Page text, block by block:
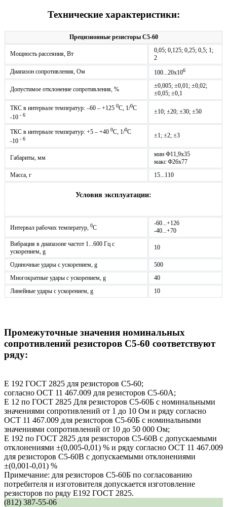
Технические характеристики:
Прецизионные резисторы С5-60
Мощность рассеяния, Вт
0,05; 0,125; 0,25; 0,5; 1;
2
Диапазон сопротивления, Ом
100...20х106
Допустимое отклонение сопротивления, %
±0,005; ±0,01; ±0,02;
±0,05; ±0,1
ТКС в интервале температур: –60 – +125 0С, 1/0C
-10 - 6 ±10; ±20; ±30; ±50
ТКС в интервале температур: +5 – +40 0С, 1/0C
-10 - 6 ±1; ±2; ±3
Габариты, мм
мин Ф11,9х35
макс Ф26х77
Масса, г
15...110
Условия эксплуатации:
Интервал рабочих температур, 0С
-60...+126
-40...+70
Вибрация в диапазоне частот 1...600 Гц с
ускорением, g
10
Одиночные удары с ускорением, g
500
Многократные удары с ускорением, g
40
Линейные удары с ускорением, g
10
Промежуточные значения номинальных
сопротивлений резисторов С5-60 cоответствуют
ряду:
Е 192 ГОСТ 2825 для резисторов С5-60;
согласно ОСТ 11 467.009 для резисторов С5-60А;
Е 12 по ГОСТ 2825 Для резисторов С5-60Б с номинальными
значениями сопротивлений от 1 до 10 Ом и ряду согласно
ОСТ 11 467.009 для резисторов С5-60Б с номинальными
значениями сопротивлений от 10 до 50 000 Ом;
Е 192 по ГОСТ 2825 для резисторов С5-60В с допускаемыми
отклонениями ±(0,005-0,01) % и ряду согласно ОСТ 11 467.009
для резисторов С5-60В с допускаемыми отклонениями
±(0,001-0,01) %
Примечание: для резисторов С5-60Б по согласованию
потребителя и изготовителя допускается изготовление
резисторов по ряду Е192 ГОСТ 2825.
(812) 387-55-06